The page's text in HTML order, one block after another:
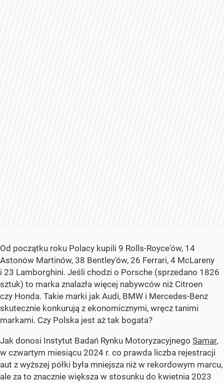
Od początku roku Polacy kupili 9 Rolls-Royce'ów, 14
Astonów Martinów, 38 Bentley'ów, 26 Ferrari, 4 McLareny
i 23 Lamborghini. Jeśli chodzi o Porsche (sprzedano 1826
sztuk) to marka znalazła więcej nabywców niż Citroen
czy Honda. Takie marki jak Audi, BMW i Mercedes-Benz
skutecznie konkurują z ekonomicznymi, wręcz tanimi
markami. Czy Polska jest aż tak bogata?
Jak donosi Instytut Badań Rynku Motoryzacyjnego Samar,
w czwartym miesiącu 2024 r. co prawda liczba rejestracji
aut z wyższej półki była mniejsza niż w rekordowym marcu,
ale za to znacznie większa w stosunku do kwietnia 2023